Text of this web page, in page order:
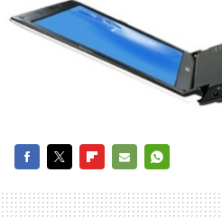
MAIL